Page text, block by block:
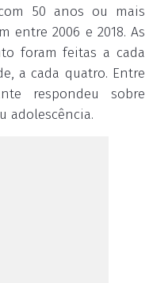
50 anos ou mais
entre 2006 e 2018. As
foram feitas a cada
a cada quatro. Entre
respondeu sobre
adolescência.